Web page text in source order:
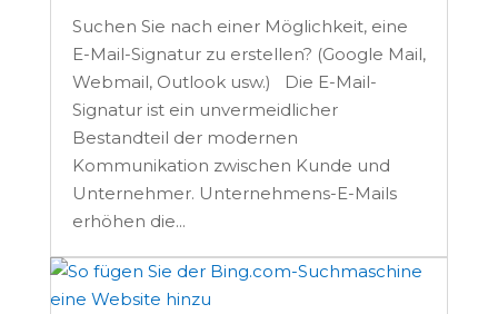
Suchen Sie nach einer Möglichkeit, eine
E-Mail-Signatur zu erstellen? (Google Mail,
Webmail, Outlook usw.) Die E-Mail-
Signatur ist ein unvermeidlicher
Bestandteil der modernen
Kommunikation zwischen Kunde und
Unternehmer. Unternehmens-E-Mails
erhöhen die...